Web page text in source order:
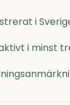
i
i minst